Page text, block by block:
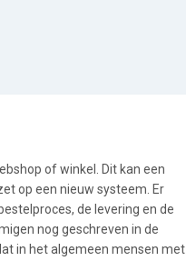
of winkel. Dit kan een
op een nieuw systeem. Er
de levering en de
nog geschreven in de
in het algemeen mensen met